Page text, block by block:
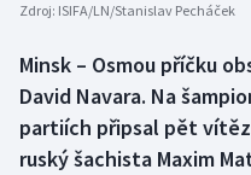
Biatlon
Boby a skeleton
Box
Aplikace ČT sport
AZ kvíz
Zdroj: ISIFA/LN/Stanislav Pecháček
Minsk – Osmou příčku
David Navara. Na
partiích připsal pět
ruský šachista Maxim